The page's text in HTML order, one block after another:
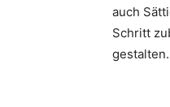
auch
Schritt
gestalten.